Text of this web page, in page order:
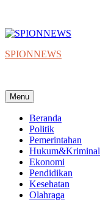
SPIONNEWS
Menu
Beranda
Politik
Pemerintahan
Hukum&Kriminal
Ekonomi
Pendidikan
Kesehatan
Olahraga